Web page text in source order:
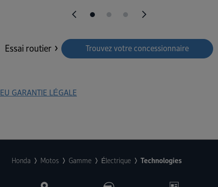
Essai routier Trouvez votre concessionnaire
EU GARANTIE LÉGALE
Honda Motos Gamme Électrique Technologies